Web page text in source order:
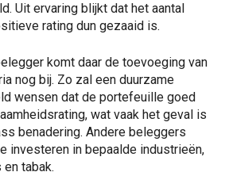
Uit ervaring blijkt dat het aantal
rating dun gezaaid is.
komt daar de toevoeging van
nog bij. Zo zal een duurzame
wensen dat de portefeuille goed
wat vaak het geval is
benadering. Andere beleggers
investeren in bepaalde industrieën,
tabak.